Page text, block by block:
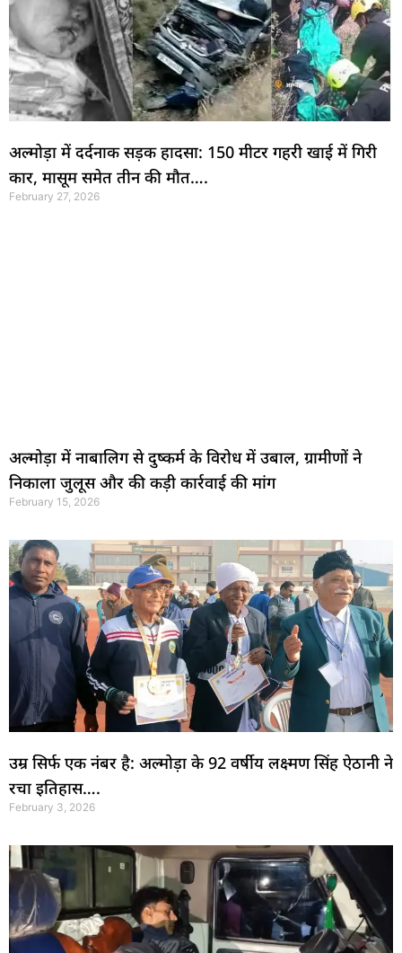
अल्मोड़ा में दर्दनाक सड़क हादसा: 150 मीटर गहरी खाई में गिरी
कार, मासूम समेत तीन की मौत….
February 27, 2026
अल्मोड़ा में नाबालिग से दुष्कर्म के विरोध में उबाल, ग्रामीणों ने
निकाला जुलूस और की कड़ी कार्रवाई की मांग
February 15, 2026
उम्र सिर्फ एक नंबर है: अल्मोड़ा के 92 वर्षीय लक्ष्मण सिंह ऐठानी ने
रचा इतिहास….
February 3, 2026